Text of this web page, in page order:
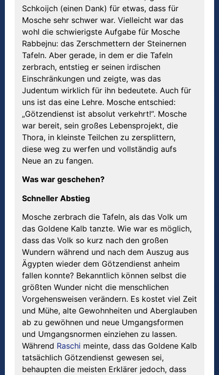
Schkoijch (einen Dank) für etwas, dass für
Mosche sehr schwer war. Vielleicht war das
wohl die schwierigste Aufgabe für Mosche
Rabbejnu: das Zerschmettern der Steinernen
Tafeln. Aber gerade, in dem er die Tafeln
zerbrach, entstieg er seinen irdischen
Einschränkungen und zeigte, was das
Judentum wirklich für ihn bedeutete. Auch für
uns ist das eine Lehre. Mosche entschied:
„Götzendienst ist absolut verkehrt!“. Mosche
war bereit, sein großes Lebensprojekt, die
Thora, in kleinste Teilchen zu zersplittern,
diese weg zu werfen und vollständig aufs
Neue an zu fangen.
Was war geschehen?
Schneller Abstieg
Mosche zerbrach die Tafeln, als das Volk um
das Goldene Kalb tanzte. Wie war es möglich,
dass das Volk so kurz nach den großen
Wundern während und nach dem Auszug aus
Ägypten wieder dem Götzendienst anheim
fallen konnte? Bekanntlich können selbst die
größten Wunder nicht die menschlichen
Vorgehensweisen verändern. Es kostet viel Zeit
und Mühe, alte Gewohnheiten und Aberglauben
ab zu gewöhnen und neue Umgangsformen
und Umgangsnormen einziehen zu lassen.
Während Raschi meinte, dass das Goldene Kalb
tatsächlich Götzendienst gewesen sei,
behaupten die meisten Erklärer jedoch, dass